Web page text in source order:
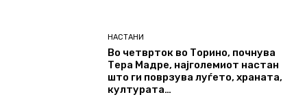
НАСТАНИ
Во четврток во Торино, почнува
Тера Мадре, најголемиот настан
што ги поврзува луѓето, храната,
културата…